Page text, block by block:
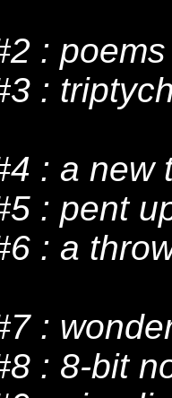
:
:
: a new
: pent
: a
:
: 8-bit